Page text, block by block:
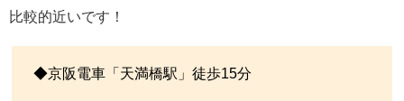
比較的近いです！
◆京阪電車「天満橋駅」徒歩15分